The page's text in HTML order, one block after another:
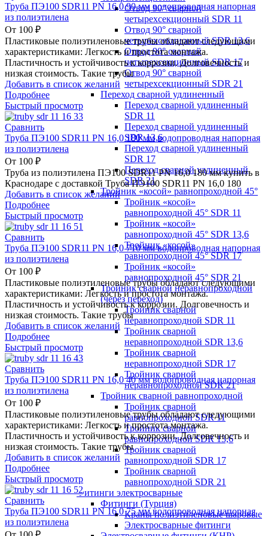
Отвод 90° сварной
четырехсекционный SDR 11
Отвод 90° сварной
четырехсекционный SDR 13,6
Отвод 90° сварной
четырехсекционный SDR 17
Отвод 90° сварной
четырехсекционный SDR 21
Переход сварной удлиненный
Переход сварной удлиненный
SDR 11
Переход сварной удлиненный
SDR 13,6
Переход сварной удлиненный
SDR 17
Переход сварной удлиненный
SDR 21
Тройник «косой» равнопроходной 45°
Тройник «косой»
равнопроходной 45° SDR 11
Тройник «косой»
равнопроходной 45° SDR 13,6
Тройник «косой»
равнопроходной 45° SDR 17
Тройник «косой»
равнопроходной 45° SDR 21
Тройник сварной неравнопроходной
(через переход)
Тройник сварной
неравнопроходной SDR 11
Тройник сварной
неравнопроходной SDR 13,6
Тройник сварной
неравнопроходной SDR 17
Тройник сварной
неравнопроходной SDR 21
Тройник сварной равнопроходной
Тройник сварной
равнопроходной SDR 11
Тройник сварной
равнопроходной SDR 13,6
Тройник сварной
равнопроходной SDR 17
Тройник сварной
равнопроходной SDR 21
Фитинги электросварные
Фитинги (Турция)
Краны полиэтиленовые шаровые
Электросварные фитинги
Труба ПЭ100 SDR11 PN 16,0 90 мм водопроводная напорная
из полиэтилена
От 100 ₽
Пластиковые полиэтиленовые трубы обладают следующими
характеристиками: Легкость и простота монтажа.
Пластичность и устойчивость к коррозии. Долговечность и
низкая стоимость. Такие трубы
Добавить в список желаний
Подробнее
Быстрый просмотр
Сравнить
Труба ПЭ100 SDR11 PN 16,0 180 мм водопроводная напорная
из полиэтилена
От 100 ₽
Труба из полиэтилена ПЭ100 SDR11 PN 16,0 180 мм купить в
Краснодаре с доставкой Труба ПЭ100 SDR11 PN 16,0 180
Добавить в список желаний
Подробнее
Быстрый просмотр
Сравнить
Труба ПЭ100 SDR11 PN 16,0 710 мм водопроводная напорная
из полиэтилена
От 100 ₽
Пластиковые полиэтиленовые трубы обладают следующими
характеристиками: Легкость и простота монтажа.
Пластичность и устойчивость к коррозии. Долговечность и
низкая стоимость. Такие трубы
Добавить в список желаний
Подробнее
Быстрый просмотр
Сравнить
Труба ПЭ100 SDR11 PN 16,0 40 мм водопроводная напорная
из полиэтилена
От 100 ₽
Пластиковые полиэтиленовые трубы обладают следующими
характеристиками: Легкость и простота монтажа.
Пластичность и устойчивость к коррозии. Долговечность и
низкая стоимость. Такие трубы
Добавить в список желаний
Подробнее
Быстрый просмотр
Сравнить
Труба ПЭ100 SDR11 PN 16,0 75 мм водопроводная напорная
из полиэтилена